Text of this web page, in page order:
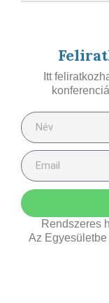
Itt
Rendszeres
Az